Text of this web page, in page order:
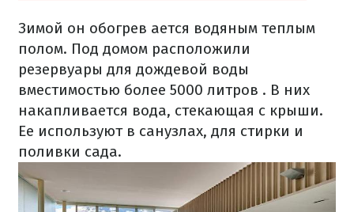
Зимой он обогрев ается водяным теплым
полом. Под домом расположили
резервуары для дождевой воды
вместимостью более 5000 литров . В них
накапливается вода, стекающая с крыши.
Ее используют в санузлах, для стирки и
поливки сада.